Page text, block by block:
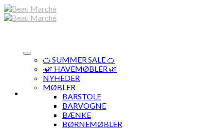
Skip
to
🍊 SUMMER SALE 🍊
·🌿 HAVEMØBLER 🌿
NYHEDER
MØBLER
BARSTOLE
BARVOGNE
BÆNKE
BØRNEMØBLER